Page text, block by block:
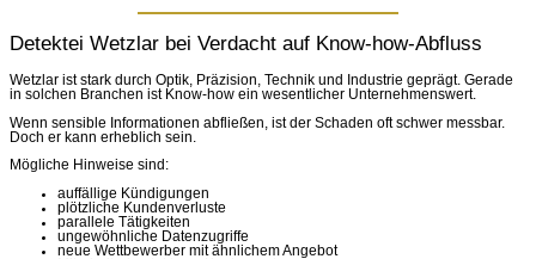
Detektei Wetzlar bei Verdacht auf Know-how-Abfluss
Wetzlar ist stark durch Optik, Präzision, Technik und Industrie geprägt. Gerade
in solchen Branchen ist Know-how ein wesentlicher Unternehmenswert.
Wenn sensible Informationen abfließen, ist der Schaden oft schwer messbar.
Doch er kann erheblich sein.
Mögliche Hinweise sind:
auffällige Kündigungen
plötzliche Kundenverluste
parallele Tätigkeiten
ungewöhnliche Datenzugriffe
neue Wettbewerber mit ähnlichem Angebot